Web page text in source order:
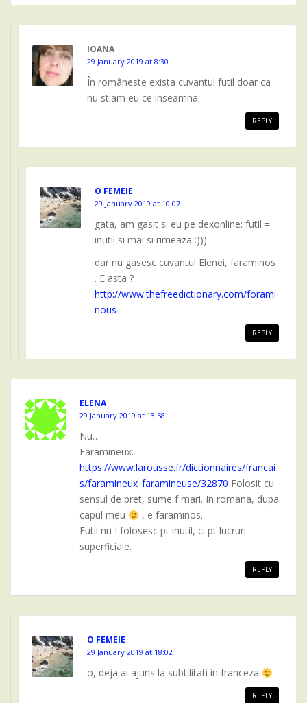
IOANA
29 January 2019 at 8:30
În româneste exista cuvantul futil doar ca
nu stiam eu ce inseamna.
REPLY
O FEMEIE
29 January 2019 at 10:07
gata, am gasit si eu pe dexonline: futil =
inutil si mai si rimeaza :)))
dar nu gasesc cuvantul Elenei, faraminos
. E asta ?
http://www.thefreedictionary.com/forami
nous
REPLY
ELENA
29 January 2019 at 13:58
Nu…
Faramineux.
https://www.larousse.fr/dictionnaires/francai
s/faramineux_faramineuse/32870 Folosit cu
sensul de pret, sume f mari. In romana, dupa
capul meu
, e faraminos.
Futil nu-l folosesc pt inutil, ci pt lucruri
superficiale.
REPLY
O FEMEIE
29 January 2019 at 18:02
o, deja ai ajuns la subtilitati in franceza
REPLY